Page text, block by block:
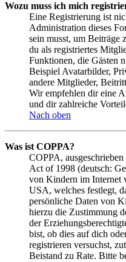
Wozu muss ich mich
Eine Registrierung ist
Administration dieses
sein musst, um Beiträge
du als registriertes
Funktionen, die Gästen
Beispiel Avatarbilder,
andere Mitglieder,
Wir empfehlen dir eine
und dir zahlreiche
Nach oben
Was ist COPPA?
COPPA,
Act of 1998 (deutsch:
von Kindern im Internet
USA, welches festlegt,
persönliche Daten von
hierzu die Zustimmung
der
bist, ob dies auf dich
registrieren versuchst,
Beistand zu Rate. Bitte